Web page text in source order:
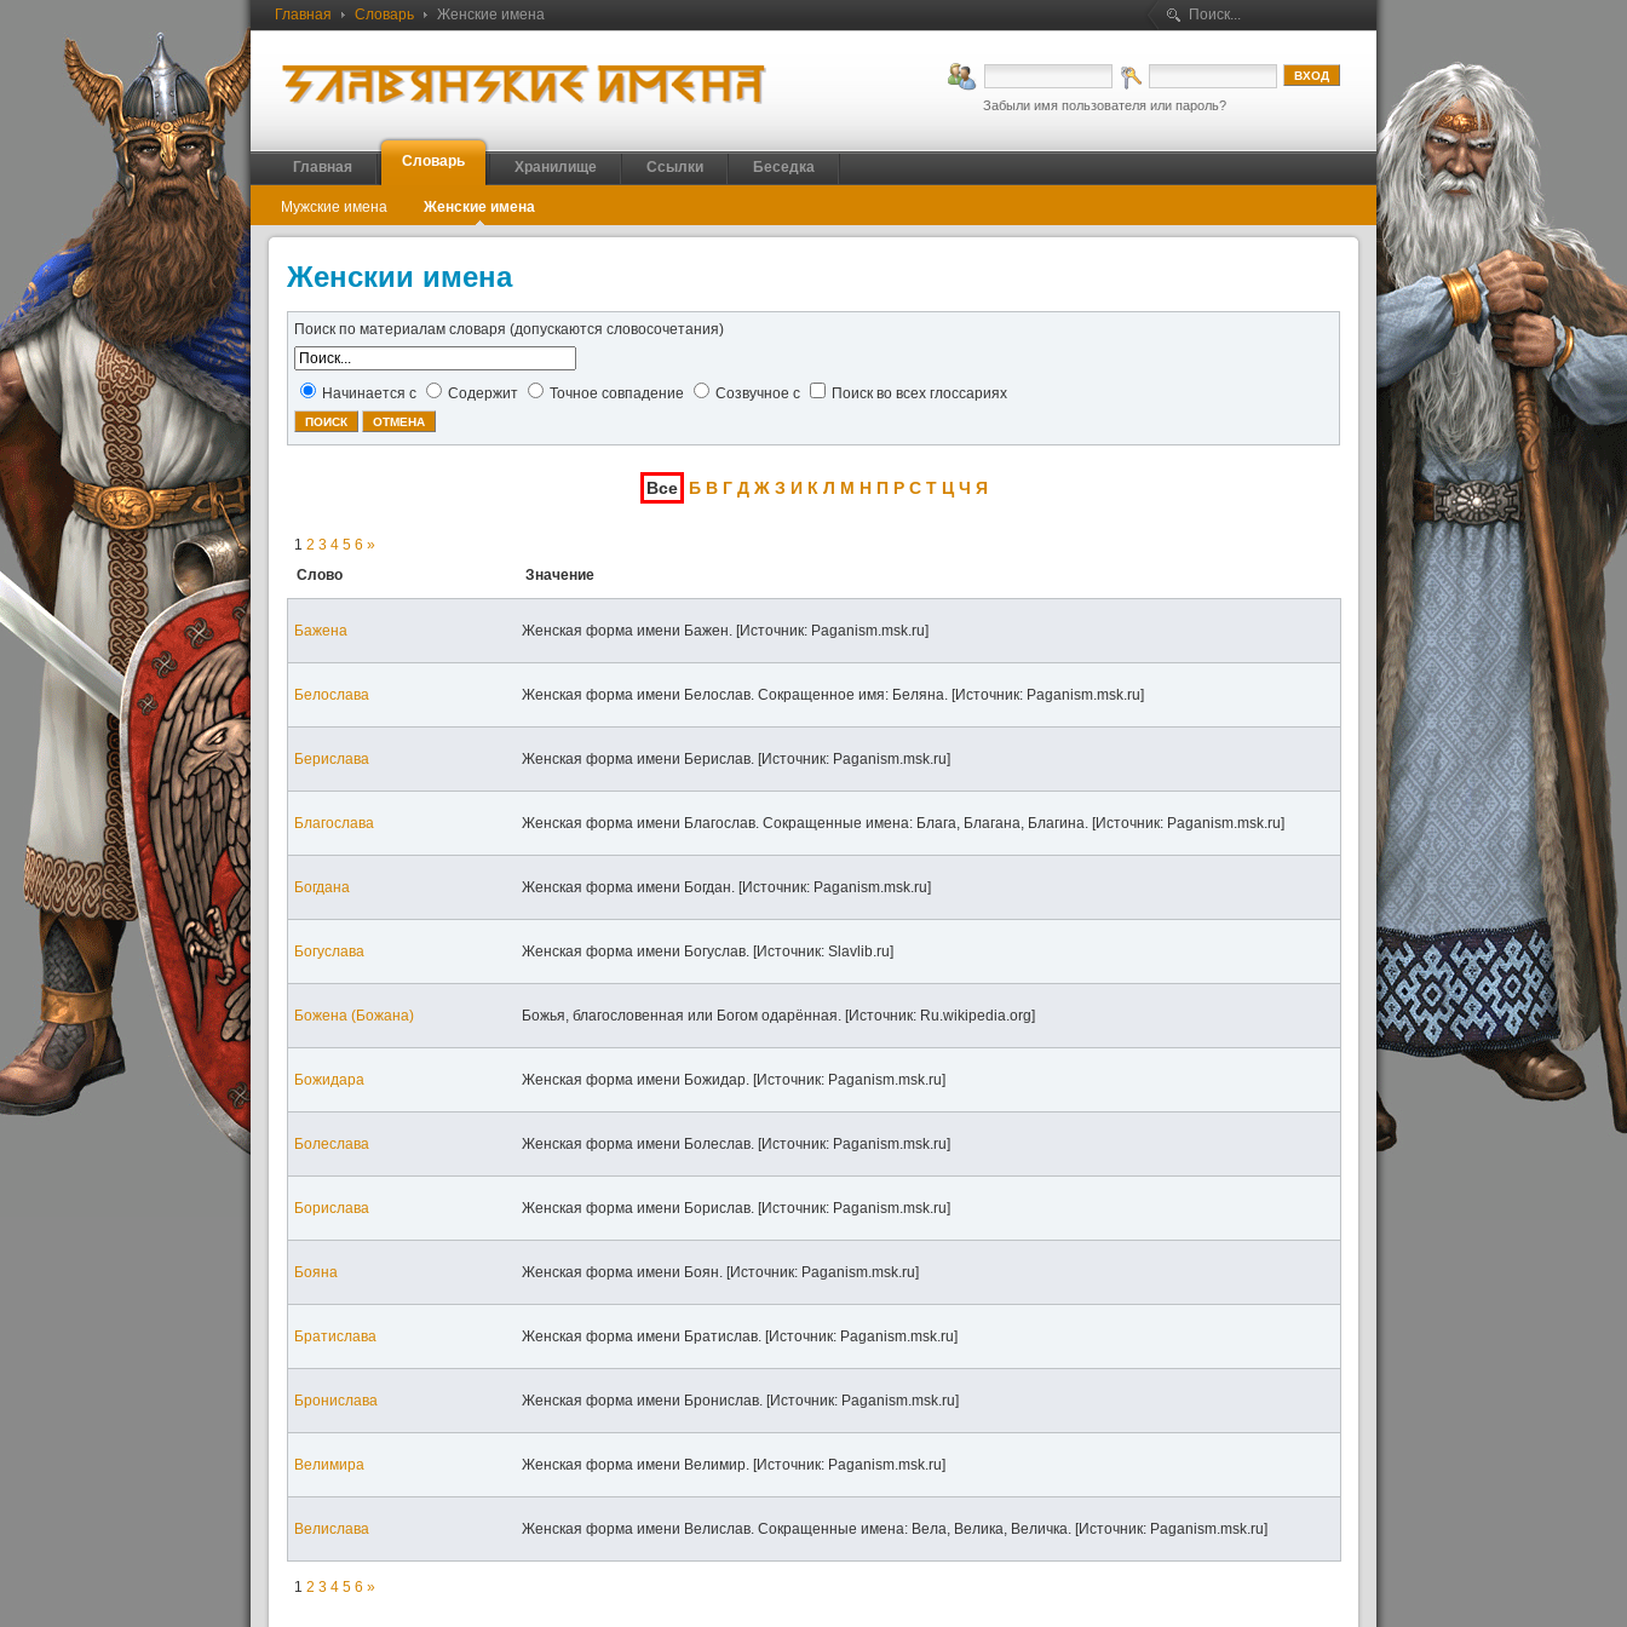
Главная Словарь Женские имена
Забыли имя пользователя или пароль?
Главная Словарь Хранилище Ссылки Беседка
Мужские имена Женские имена
Женскии имена
Поиск по материалам словаря (допускаются словосочетания)
Начинается с Содержит Точное совпадение Созвучное с Поиск во всех глоссариях
Все Б В Г Д Ж З И К Л М Н П Р С Т Ц Ч Я
1 2 3 4 5 6 »
Слово
Значение
Бажена Женская форма имени Бажен. [Источник: Paganism.msk.ru]
Белослава Женская форма имени Белослав. Сокращенное имя: Беляна. [Источник: Paganism.msk.ru]
Берислава Женская форма имени Берислав. [Источник: Paganism.msk.ru]
Благослава Женская форма имени Благослав. Сокращенные имена: Блага, Благана, Благина. [Источник: Paganism.msk.ru]
Богдана Женская форма имени Богдан. [Источник: Paganism.msk.ru]
Богуслава Женская форма имени Богуслав. [Источник: Slavlib.ru]
Божена (Божана) Божья, благословенная или Богом одарённая. [Источник: Ru.wikipedia.org]
Божидара Женская форма имени Божидар. [Источник: Paganism.msk.ru]
Болеслава Женская форма имени Болеслав. [Источник: Paganism.msk.ru]
Борислава Женская форма имени Борислав. [Источник: Paganism.msk.ru]
Бояна Женская форма имени Боян. [Источник: Paganism.msk.ru]
Братислава Женская форма имени Братислав. [Источник: Paganism.msk.ru]
Бронислава Женская форма имени Бронислав. [Источник: Paganism.msk.ru]
Велимира Женская форма имени Велимир. [Источник: Paganism.msk.ru]
Велислава Женская форма имени Велислав. Сокращенные имена: Вела, Велика, Величка. [Источник: Paganism.msk.ru]
1 2 3 4 5 6 »